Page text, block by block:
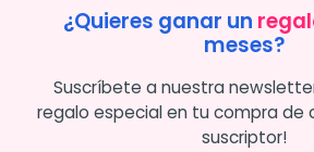
¿Quieres ganar un
meses?
Suscríbete a nuestra
regalo especial en tu compra de
suscriptor!